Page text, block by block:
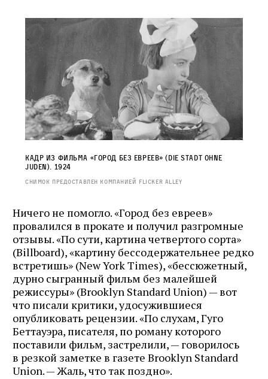
Кадр из фильма «Город без евреев» (Die Stadt ohne
Juden). 1924
Снимок предоставлен компанией Flicker Alley
Ничего не помогло. «Город без евреев»
провалился в прокате и получил разгромные
отзывы. «По сути, картина четвертого сорта»
(Billboard), «картину бессодержательнее редко
встретишь» (New York Times), «бессюжетный,
дурно сыгранный фильм без малейшей
режиссуры» (Brooklyn Standard Union) — вот
что писали критики, удосужившиеся
опубликовать рецензии. «По слухам, Гуго
Беттауэра, писателя, по роману которого
поставили фильм, застрелили, — говорилось
в резкой заметке в газете Brooklyn Standard
Union. — Жаль, что так поздно».